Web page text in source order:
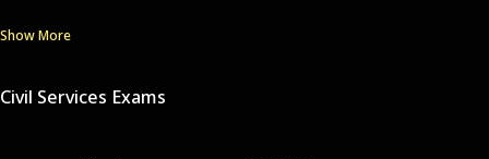
Show More
Civil Services Exams